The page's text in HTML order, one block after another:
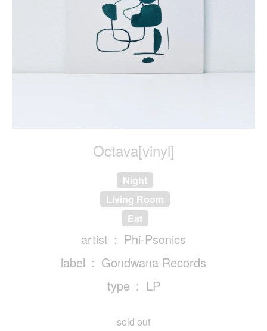
Octava[vinyl]
Night
Living Room
Eat
artist
Phi-Psonics
label
Gondwana Records
type
LP
sold out